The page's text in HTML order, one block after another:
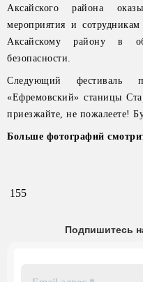
Аксайского района
мероприятия и
Аксайскому району в
безопасности.
Следующий
«Ефремовский» станицы
приезжайте, не пожалеете!
Больше фотографий
155
Подпишитесь